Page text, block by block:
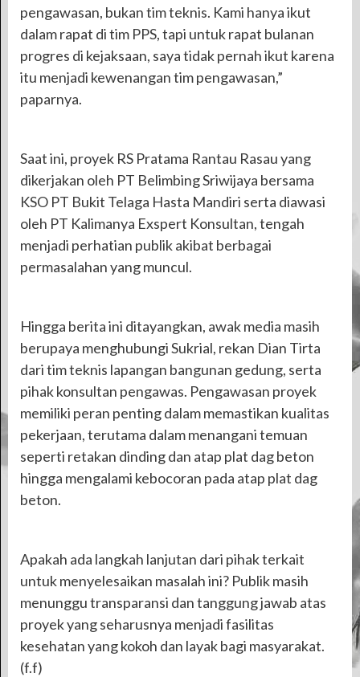
pengawasan, bukan tim teknis. Kami hanya ikut
dalam rapat di tim PPS, tapi untuk rapat bulanan
progres di kejaksaan, saya tidak pernah ikut karena
itu menjadi kewenangan tim pengawasan,”
paparnya.
Saat ini, proyek RS Pratama Rantau Rasau yang
dikerjakan oleh PT Belimbing Sriwijaya bersama
KSO PT Bukit Telaga Hasta Mandiri serta diawasi
oleh PT Kalimanya Exspert Konsultan, tengah
menjadi perhatian publik akibat berbagai
permasalahan yang muncul.
Hingga berita ini ditayangkan, awak media masih
berupaya menghubungi Sukrial, rekan Dian Tirta
dari tim teknis lapangan bangunan gedung, serta
pihak konsultan pengawas. Pengawasan proyek
memiliki peran penting dalam memastikan kualitas
pekerjaan, terutama dalam menangani temuan
seperti retakan dinding dan atap plat dag beton
hingga mengalami kebocoran pada atap plat dag
beton.
Apakah ada langkah lanjutan dari pihak terkait
untuk menyelesaikan masalah ini? Publik masih
menunggu transparansi dan tanggung jawab atas
proyek yang seharusnya menjadi fasilitas
kesehatan yang kokoh dan layak bagi masyarakat.
(f.f)